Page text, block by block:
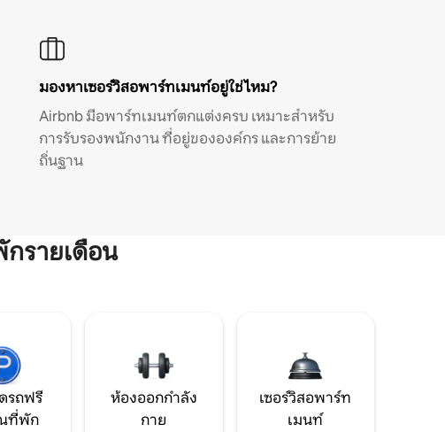
มองหาเซอร์วิสอพาร์ทเมนท์อยู่ใช่ไหม?
Airbnb มีอพาร์ทเมนท์ตกแต่งครบ เหมาะสำหรับ
การรับรองพนักงาน ที่อยู่ขององค์กร และการย้าย
ถิ่นฐาน
รายเดือน
รถฟรี
ที่พัก
ห้องออกกำลัง
กาย
เซอร์วิสอพาร์ท
เมนท์